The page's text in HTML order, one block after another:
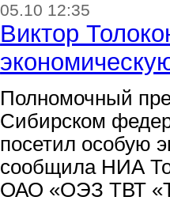
05.10 12:35
Виктор
Полномочный
Сибирском
посетил особую
сообщила НИА
ОАО «ОЭЗ ТВТ